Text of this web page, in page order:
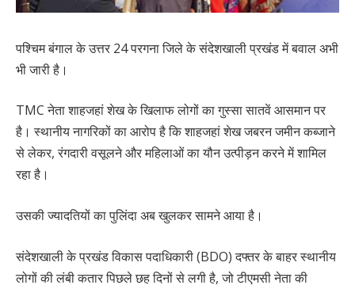
पश्चिम बंगाल के उत्तर 24 परगना जिले के संदेशखाली प्रखंड में बवाल अभी
भी जारी है।
TMC नेता शाहजहां शेख के खिलाफ लोगों का गुस्सा सातवें आसमान पर
है। स्थानीय नागरिकों का आरोप है कि शाहजहां शेख जबरन जमीन कब्जाने
से लेकर, रंगदारी वसूलने और महिलाओं का यौन उत्पीड़न करने में शामिल
रहा है।
उसकी ज्यादतियों का पुलिंदा अब खुलकर सामने आया है।
संदेशखाली के प्रखंड विकास पदाधिकारी (BDO) दफ्तर के बाहर स्थानीय
लोगों की लंबी कतार पिछले छह दिनों से लगी है, जो टीएमसी नेता की